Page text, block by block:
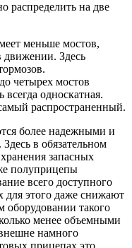
распределить на две
меньше мостов,
движении. Здесь
четырех мостов
односкатная.
распространенный.
более надежными и
в обязательном
запасных
полуприцепы
всего доступного
для этого даже снижают
оборудовании такого
менее объемными
намного
прицепах это